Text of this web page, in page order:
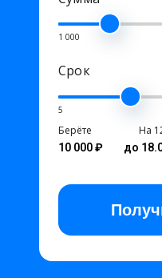
1 000
Срок
5
Берёте
10 000 ₽
На
до